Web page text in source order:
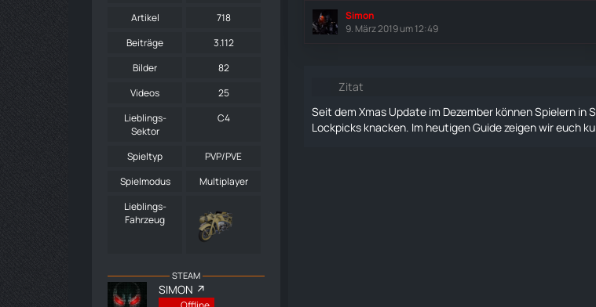
Artikel
718
Beiträge
3.112
Bilder
82
Videos
25
Lieblings-
Sektor
C4
Spieltyp
PVP/PVE
Spielmodus
Multiplayer
Lieblings-
Fahrzeug
STEAM
SIMON
Simon
9. März 2019 um 12:49
Zitat
Seit dem Xmas Update im Dezember können Spielern in
Lockpicks knacken. Im heutigen Guide zeigen wir euch